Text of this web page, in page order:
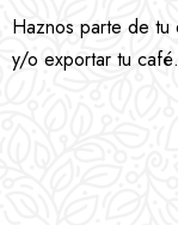
Haznos parte de tu
y/o exportar tu café.